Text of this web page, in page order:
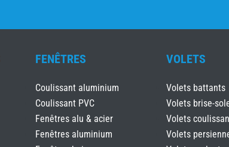
FENÊTRES
Coulissant aluminium
Coulissant PVC
Fenêtres alu & acier
Fenêtres aluminium
VOLETS
Volets battants
Volets brise-
Volets
Volets